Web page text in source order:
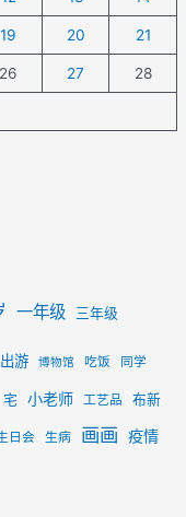
19 20 21
26 27 28
一年级 三年级
出游 博物馆 吃饭 同学
宅 小老师 工艺品 布新
日会 生病 画画 疫情